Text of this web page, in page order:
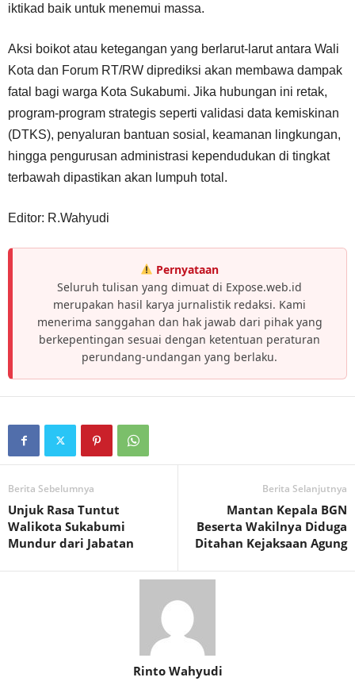
iktikad baik untuk menemui massa.
Aksi boikot atau ketegangan yang berlarut-larut antara Wali
Kota dan Forum RT/RW diprediksi akan membawa dampak
fatal bagi warga Kota Sukabumi. Jika hubungan ini retak,
program-program strategis seperti validasi data kemiskinan
(DTKS), penyaluran bantuan sosial, keamanan lingkungan,
hingga pengurusan administrasi kependudukan di tingkat
terbawah dipastikan akan lumpuh total.
Editor: R.Wahyudi
Pernyataan
Seluruh tulisan yang dimuat di Expose.web.id
merupakan hasil karya jurnalistik redaksi. Kami
menerima sanggahan dan hak jawab dari pihak yang
berkepentingan sesuai dengan ketentuan peraturan
perundang-undangan yang berlaku.
Berita Sebelumnya
Unjuk Rasa Tuntut
Walikota Sukabumi
Mundur dari Jabatan
Berita Selanjutnya
Mantan Kepala BGN
Beserta Wakilnya Diduga
Ditahan Kejaksaan Agung
Rinto Wahyudi